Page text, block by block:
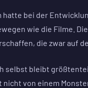
hatte bei der
wie die Filme.
die zwar auf
selbst bleibt
nicht von einem